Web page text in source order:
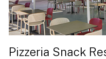
Pizzeria Snack